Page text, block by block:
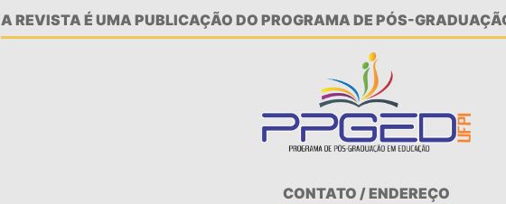
A REVISTA É UMA PUBLICAÇÃO DO PROGRAMA DE PÓS-
CONTATO / ENDEREÇO